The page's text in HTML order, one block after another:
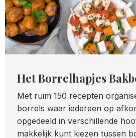
Het Borrelhapjes
Met ruim 150 recepten
borrels waar iedereen op
opgedeeld in verschillende
makkelijk kunt kiezen tussen